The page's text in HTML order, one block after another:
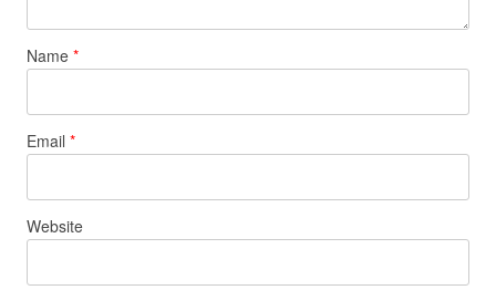
Name *
Email *
Website